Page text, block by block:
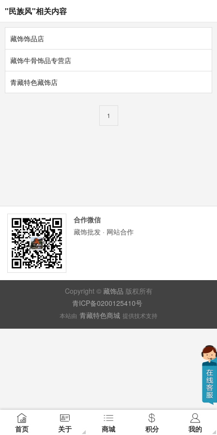
首页 关于 商城 积分 我的
"民族风"相关内容
藏饰饰品店
藏饰牛骨饰品专营店
青藏特色藏饰店
1
合作微信
藏饰批发 · 网站合作
Copyright © 藏饰品 版权所有
青ICP备0200125410号
本站由 青藏特色商城 提供技术支持